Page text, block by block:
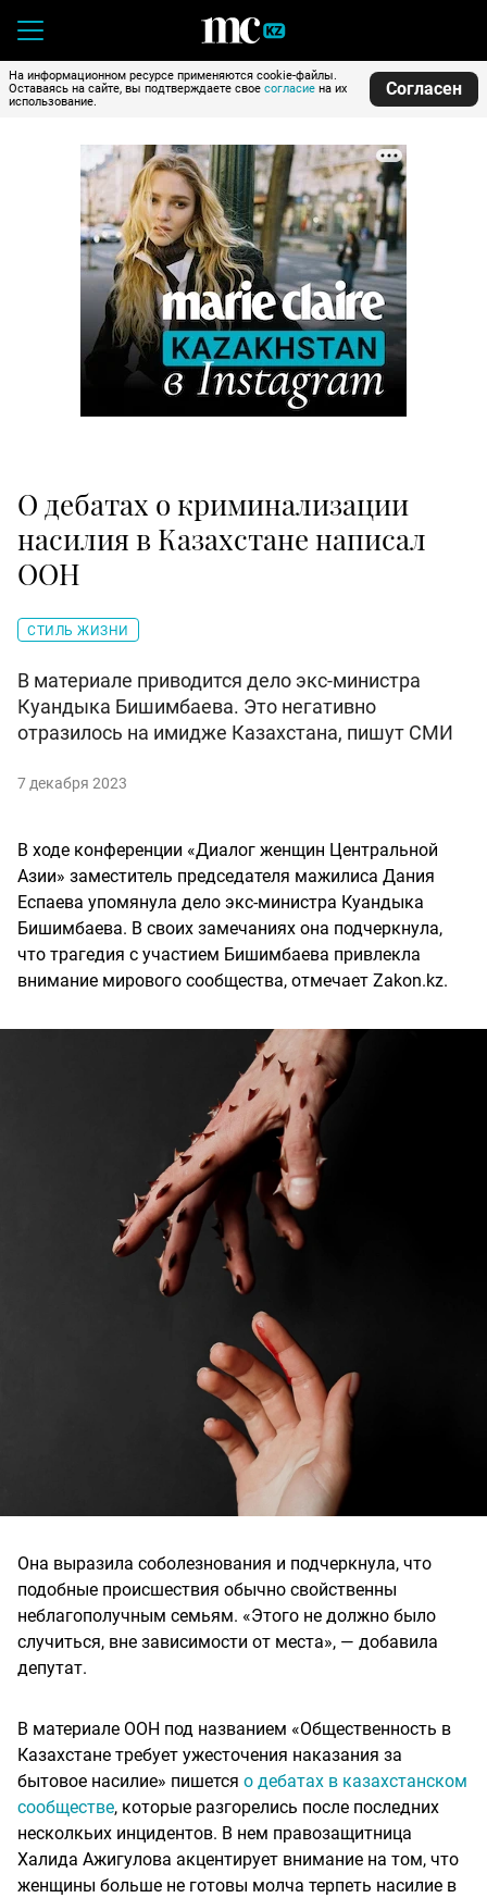
На информационном ресурсе применяются cookie-файлы.
Оставаясь на сайте, вы подтверждаете свое согласие на их
использование.
Согласен
О дебатах о криминализации
насилия в Казахстане написал
ООН
СТИЛЬ ЖИЗНИ
В материале приводится дело экс-министра
Куандыка Бишимбаева. Это негативно
отразилось на имидже Казахстана, пишут СМИ
7 декабря 2023
В ходе конференции «Диалог женщин Центральной
Азии» заместитель председателя мажилиса Дания
Еспаева упомянула дело экс-министра Куандыка
Бишимбаева. В своих замечаниях она подчеркнула,
что трагедия с участием Бишимбаева привлекла
внимание мирового сообщества, отмечает Zakon.kz.
Она выразила соболезнования и подчеркнула, что
подобные происшествия обычно свойственны
неблагополучным семьям. «Этого не должно было
случиться, вне зависимости от места», — добавила
депутат.
В материале ООН под названием «Общественность в
Казахстане требует ужесточения наказания за
бытовое насилие» пишется о дебатах в казахстанском
сообществе, которые разгорелись после последних
несколкьих инцидентов. В нем правозащитница
Халида Ажигулова акцентирует внимание на том, что
женщины больше не готовы молча терпеть насилие в